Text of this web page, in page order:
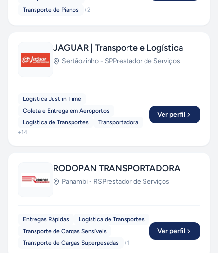
Transporte de Pianos
+2
JAGUAR | Transporte e Logística
Sertãozinho - SPPrestador de Serviços
Logística Just in Time
Coleta e Entrega em Aeroportos
Logística de Transportes
Transportadora
+14
Ver perfil
RODOPAN TRANSPORTADORA
Panambi - RSPrestador de Serviços
Entregas Rápidas
Logística de Transportes
Transporte de Cargas Sensíveis
Transporte de Cargas Superpesadas
+1
Ver perfil